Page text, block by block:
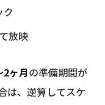
ク
放映
2ヶ月の準備期間が
は、逆算してスケ